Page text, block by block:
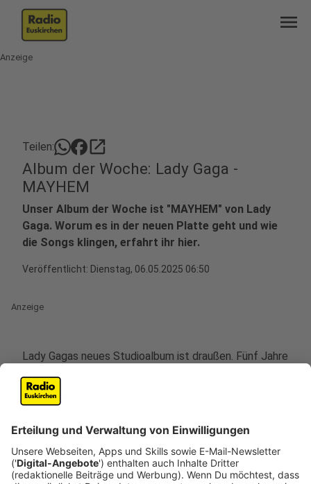
menu
Anzeige
Teilen: open_in_new
Album der Woche: Lady Gaga -
MAYHEM
Unser Album der Woche ist "MAYHEM" von Lady
Gaga. Worum es in der neuen Platte geht und wie
die Songs klingen, erfahrt ihr hier.
Veröffentlicht: Dienstag, 06.05.2025 06:50
Anzeige
Lady Gagas neues Studioalbum ist draußen. Fünf Jahre
Jetzt ist es so weit. Im neuen Album "MAYHEM"
stecken 14 Songs voller Abwechslung. Das Album
besteht aus Welthits wie "Die with a Smile" mit Bruno
Mars oder "Abracadabra". Abgesehen davon, ist es ein
abwechslungsreicher Mix bei dem für alle etwas
passendes dabei ist.